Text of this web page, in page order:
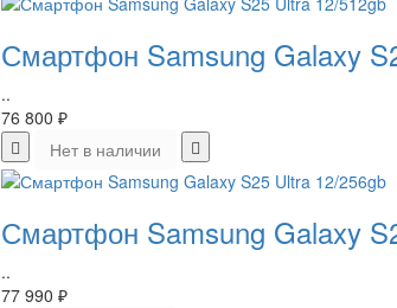
Смартфон Samsung Galaxy
..
76 800 ₽
Нет в наличии
Смартфон Samsung Galaxy
..
77 990 ₽